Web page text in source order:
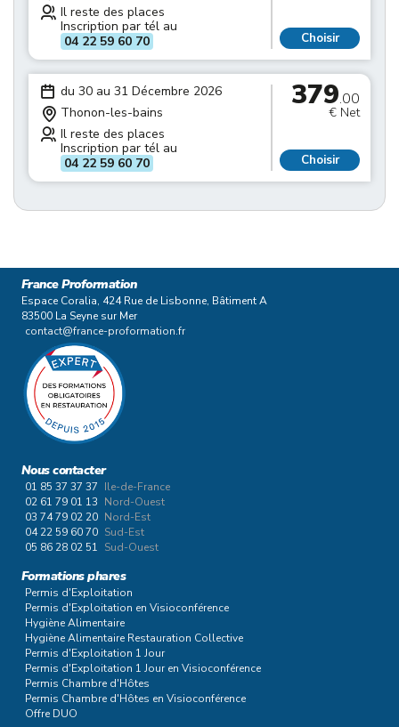
Il reste des places
Inscription par tél au
04 22 59 60 70
Choisir
du 30 au 31 Décembre 2026
Thonon-les-bains
Il reste des places
Inscription par tél au
04 22 59 60 70
379.00
€ Net
Choisir
France Proformation
Espace Coralia, 424 Rue de Lisbonne, Bâtiment A
83500 La Seyne sur Mer
contact@france-proformation.fr
Nous contacter
01 85 37 37 37 Ile-de-France
02 61 79 01 13 Nord-Ouest
03 74 79 02 20 Nord-Est
04 22 59 60 70 Sud-Est
05 86 28 02 51 Sud-Ouest
Formations phares
Permis d'Exploitation
Permis d'Exploitation en Visioconférence
Hygiène Alimentaire
Hygiène Alimentaire Restauration Collective
Permis d'Exploitation 1 Jour
Permis d'Exploitation 1 Jour en Visioconférence
Permis Chambre d'Hôtes
Permis Chambre d'Hôtes en Visioconférence
Offre DUO